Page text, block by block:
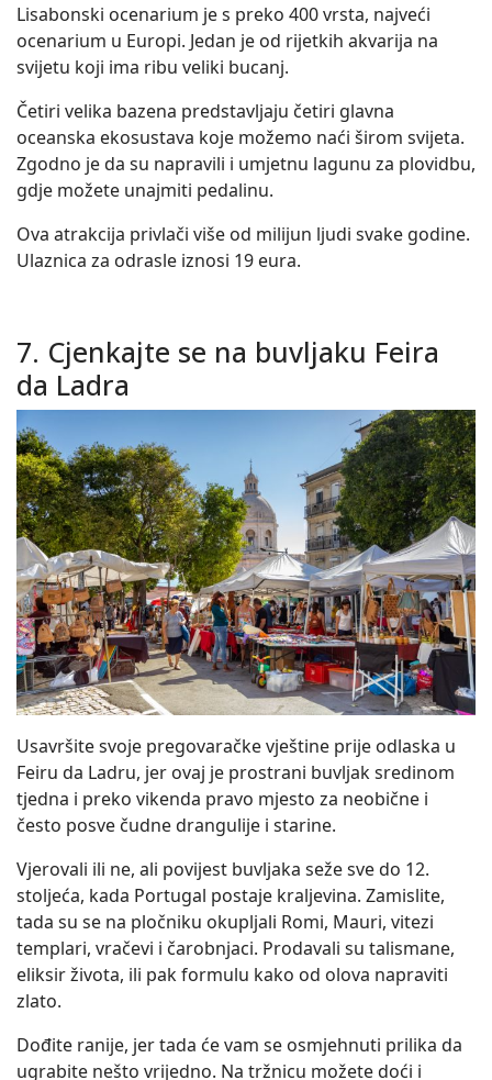
Lisabonski ocenarium je s preko 400 vrsta, najveći
ocenarium u Europi. Jedan je od rijetkih akvarija na
svijetu koji ima ribu veliki bucanj.
Četiri velika bazena predstavljaju četiri glavna
oceanska ekosustava koje možemo naći širom svijeta.
Zgodno je da su napravili i umjetnu lagunu za plovidbu,
gdje možete unajmiti pedalinu.
Ova atrakcija privlači više od milijun ljudi svake godine.
Ulaznica za odrasle iznosi 19 eura.
7. Cjenkajte se na buvljaku Feira
da Ladra
Usavršite svoje pregovaračke vještine prije odlaska u
Feiru da Ladru, jer ovaj je prostrani buvljak sredinom
tjedna i preko vikenda pravo mjesto za neobične i
često posve čudne drangulije i starine.
Vjerovali ili ne, ali povijest buvljaka seže sve do 12.
stoljeća, kada Portugal postaje kraljevina. Zamislite,
tada su se na pločniku okupljali Romi, Mauri, vitezi
templari, vračevi i čarobnjaci. Prodavali su talismane,
eliksir života, ili pak formulu kako od olova napraviti
zlato.
Dođite ranije, jer tada će vam se osmjehnuti prilika da
ugrabite nešto vrijedno. Na tržnicu možete doći i